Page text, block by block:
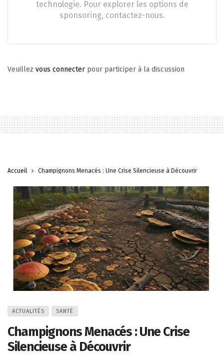
technologie. Pour explorer les options de
sponsoring, contactez-nous.
Veuillez vous connecter pour participer à la discussion
Accueil Champignons Menacés : Une Crise Silencieuse à Découvrir
ACTUALITÉS SANTÉ
Champignons Menacés : Une Crise
Silencieuse à Découvrir